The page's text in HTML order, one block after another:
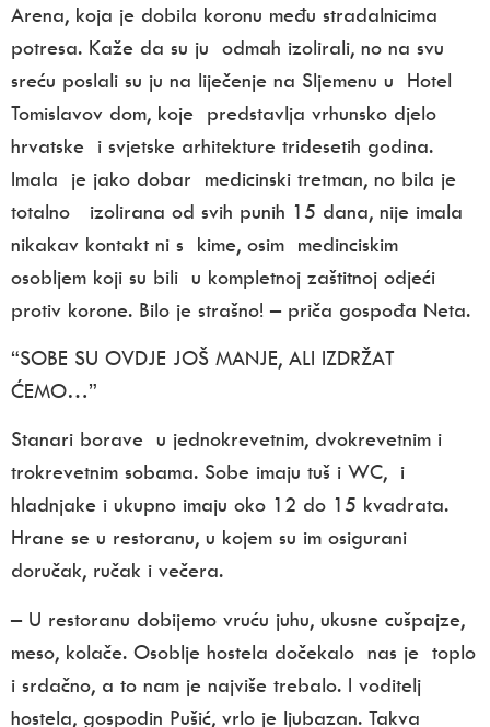
Arena, koja je dobila koronu među stradalnicima
potresa. Kaže da su ju odmah izolirali, no na svu
sreću poslali su ju na liječenje na Sljemenu u Hotel
Tomislavov dom, koje predstavlja vrhunsko djelo
hrvatske i svjetske arhitekture tridesetih godina.
Imala je jako dobar medicinski tretman, no bila je
totalno izolirana od svih punih 15 dana, nije imala
nikakav kontakt ni s kime, osim medinciskim
osobljem koji su bili u kompletnoj zaštitnoj odjeći
protiv korone. Bilo je strašno! – priča gospođa Neta.
“SOBE SU OVDJE JOŠ MANJE, ALI IZDRŽAT
ĆEMO…”
Stanari borave u jednokrevetnim, dvokrevetnim i
trokrevetnim sobama. Sobe imaju tuš i WC, i
hladnjake i ukupno imaju oko 12 do 15 kvadrata.
Hrane se u restoranu, u kojem su im osigurani
doručak, ručak i večera.
– U restoranu dobijemo vruću juhu, ukusne cušpajze,
meso, kolače. Osoblje hostela dočekalo nas je toplo
i srdačno, a to nam je najviše trebalo. I voditelj
hostela, gospodin Pušić, vrlo je ljubazan. Takva